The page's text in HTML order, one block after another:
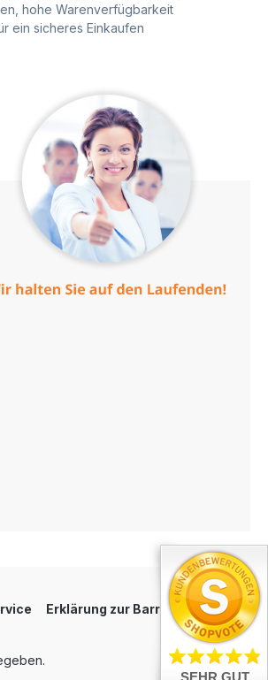
hohe Warenverfügbarkeit
ein sicheres Einkaufen
Erklärung zur Barrierefreiheit
SEHR GUT